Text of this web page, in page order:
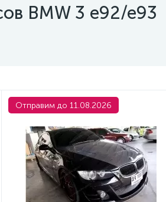
BMW 3 e92/e93
Отправим до 11.08.2026